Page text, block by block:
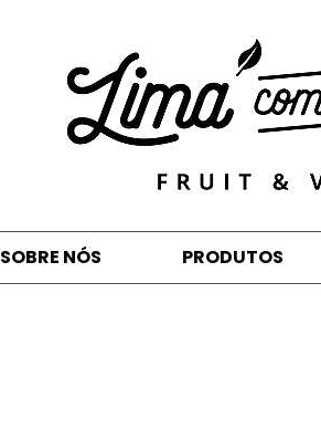
SOBRE NÓS PRODUTOS